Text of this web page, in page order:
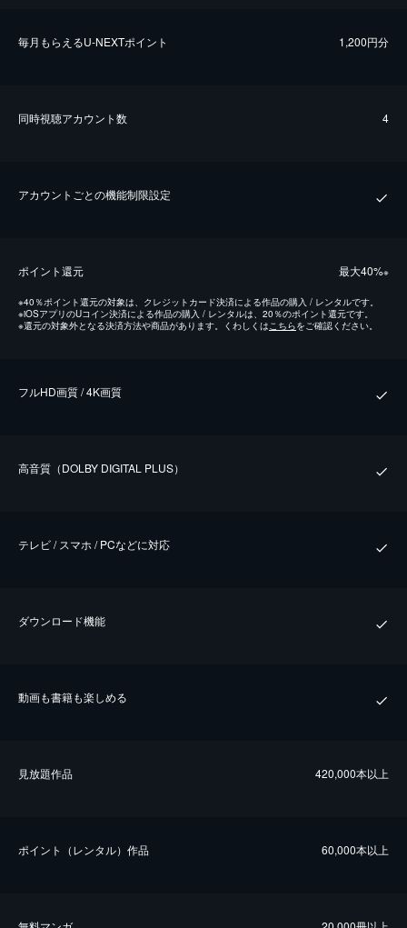
毎⽉もらえるU-NEXTポイント 1,200円分
同時視聴アカウント数 4
アカウントごとの機能制限設定
ポイント還元 最⼤40%※
※40％ポイント還元の対象は、クレジットカード決済による作品の購入 / レンタルです。
※iOSアプリのUコイン決済による作品の購入 / レンタルは、20％のポイント還元です。
※還元の対象外となる決済方法や商品があります。くわしくは こちらをご確認ください。
フルHD画質 / 4K画質
⾼⾳質（DOLBY DIGITAL PLUS）
テレビ / スマホ / PCなどに対応
ダウンロード機能
動画も書籍も楽しめる
⾒放題作品 420,000本以上
ポイント（レンタル）作品 60,000本以上